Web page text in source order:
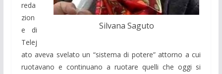
Silvana Saguto
reda
zion
e di
Telej
ato aveva svelato un “sistema di potere” attorno a cui
ruotavano e continuano a ruotare quelli che oggi si